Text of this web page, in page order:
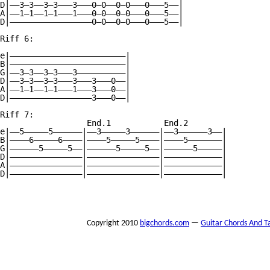
D|——3—3——3—3———3———0—0——0—0———0———5——|
A|——1—1——1—1———1———0—0——0—0———0———5——|
D|—————————————————0—0——0—0———0———5——|
Riff 6:
e|————————————————————————|
B|————————————————————————|
G|——3—3——3—3———3——————————|
D|——3—3——3—3———3———3———0——|
A|——1—1——1—1———1———3———0——|
D|—————————————————3———0——|
Riff 7:
                  End.1           End.2
e|——5—————5——————|——3—————3——————|——3——————3——|
B|————6—————6————|————5—————5————|————5———————|
G|——————5—————5——|——————5—————5——|——————5—————|
D|———————————————|———————————————|————————————|
A|———————————————|———————————————|————————————|
D|———————————————|———————————————|————————————|
Copyright 2010 bigchords.com — Guitar Chords And